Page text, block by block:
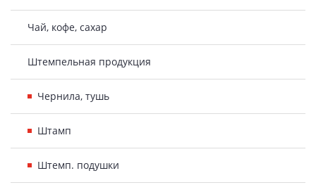
Чай, кофе, сахар
Штемпельная продукция
Чернила, тушь
Штамп
Штемп. подушки